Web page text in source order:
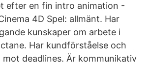
efter en fin intro animation -
4D Spel: allmänt. Har
kunskaper om arbete i
Har kundförståelse och
deadlines. Är kommunikativ